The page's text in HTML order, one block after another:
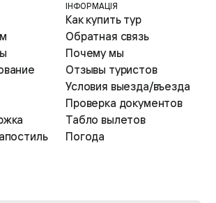
ІНФОРМАЦІЯ
Как купить тур
Обратная связь
Почему мы
Отзывы туристов
Условия выезда/въезда
Проверка документов
Табло вылетов
Погода